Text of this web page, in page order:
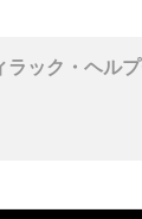
ラック・ヘル